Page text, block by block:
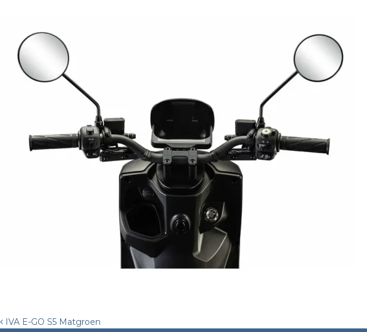
Post
IVA E-GO S5 Matgroen